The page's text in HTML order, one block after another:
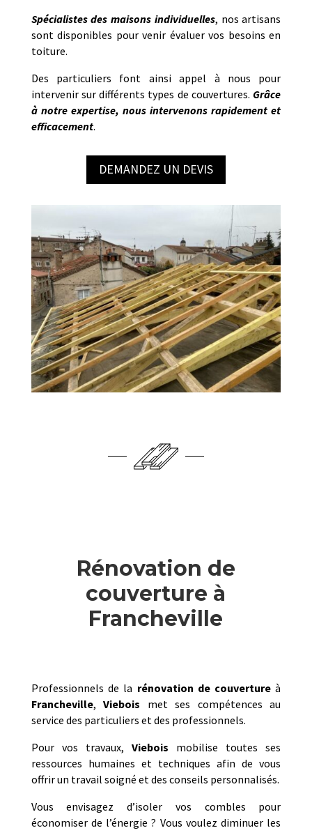
Spécialistes des maisons individuelles, nos artisans
sont disponibles pour venir évaluer vos besoins en
toiture.
Des particuliers font ainsi appel à nous pour
intervenir sur différents types de couvertures. Grâce
à notre expertise, nous intervenons rapidement et
efficacement.
DEMANDEZ UN DEVIS
Rénovation de
couverture à
Francheville
Professionnels de la rénovation de couvertureà
Francheville,Viebois met ses compétences au
service des particuliers et des professionnels.
Pour vos travaux, Viebois mobilise toutes ses
ressources humaines et techniques afin de vous
offrir un travail soigné et des conseils personnalisés.
Vous envisagez d’isoler vos combles pour
économiser de l’énergie ? Vous voulez diminuer les